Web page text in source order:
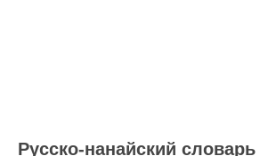
Русско-нанайский словарь